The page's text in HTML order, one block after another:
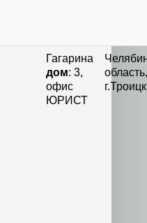
Гагарина
дом: 3,
офис
ЮРИСТ
область,
г.Троицк